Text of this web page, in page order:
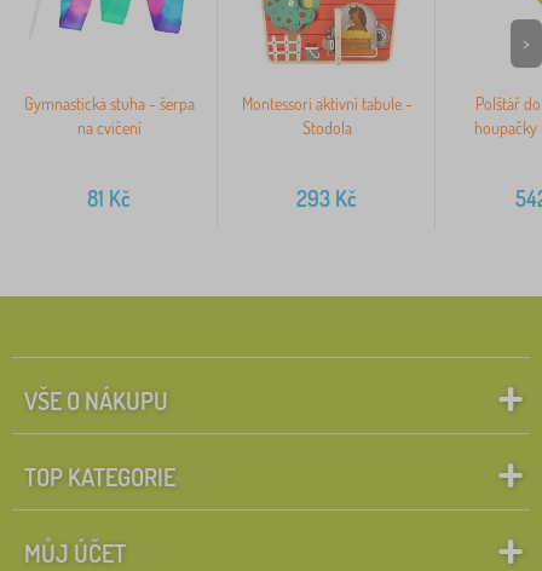
Gymnastická stuha - šerpa
na cvičení
81 Kč
Montessori aktivní tabule -
Stodola
293 Kč
Polštář
>
VŠE O NÁKUPU
TOP KATEGORIE
MŮJ ÚČET